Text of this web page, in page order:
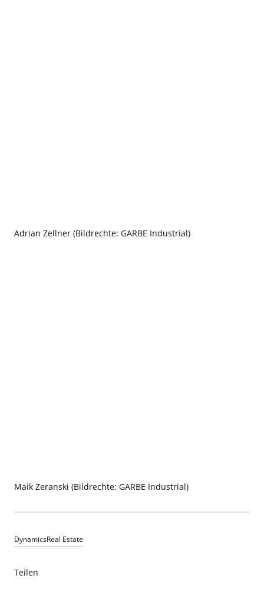
Adrian Zellner (Bildrechte: GARBE Industrial)
Maik Zeranski (Bildrechte: GARBE Industrial)
DynamicsReal Estate
Teilen